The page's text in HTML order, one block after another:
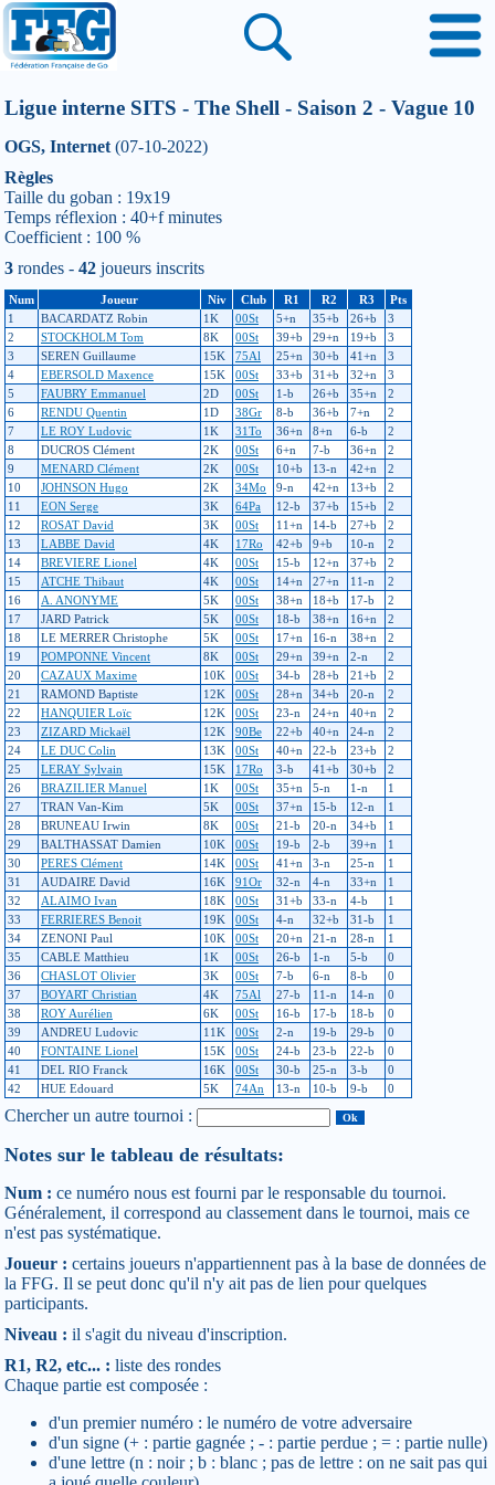
Ligue interne SITS - The Shell - Saison 2 - Vague 10
OGS, Internet (07-10-2022)
Règles
Taille du goban : 19x19
Temps réflexion : 40+f minutes
Coefficient : 100 %
3 rondes - 42 joueurs inscrits
Num Joueur Niv Club R1 R2 R3
Pts
1
BACARDATZ Robin 1K 00St 5+n 35+b 26+b
3
2
STOCKHOLM Tom 8K 00St 39+b 29+n 19+b
3
3
SEREN Guillaume 15K 75Al 25+n 30+b 41+n
3
4
EBERSOLD Maxence 15K 00St 33+b 31+b 32+n
3
5
FAUBRY Emmanuel 2D 00St 1-b 26+b 35+n
2
6
RENDU Quentin 1D 38Gr 8-b 36+b 7+n
2
7
LE ROY Ludovic 1K 31To 36+n 8+n 6-b
2
8
DUCROS Clément 2K 00St 6+n 7-b 36+n
2
9
MENARD Clément 2K 00St 10+b 13-n 42+n
2
10
JOHNSON Hugo 2K 34Mo 9-n 42+n 13+b
2
11
EON Serge 3K 64Pa 12-b 37+b 15+b
2
12
ROSAT David 3K 00St 11+n 14-b 27+b
2
13
LABBE David 4K 17Ro 42+b 9+b 10-n
2
14
BREVIERE Lionel 4K 00St 15-b 12+n 37+b
2
15
ATCHE Thibaut 4K 00St 14+n 27+n 11-n
2
16
A. ANONYME 5K 00St 38+n 18+b 17-b
2
17
JARD Patrick 5K 00St 18-b 38+n 16+n
2
18
LE MERRER Christophe 5K 00St 17+n 16-n 38+n
2
19
POMPONNE Vincent 8K 00St 29+n 39+n 2-n
2
20
CAZAUX Maxime 10K 00St 34-b 28+b 21+b
2
21
RAMOND Baptiste 12K 00St 28+n 34+b 20-n
2
22
HANQUIER Loïc 12K 00St 23-n 24+n 40+n
2
23
ZIZARD Mickaël 12K 90Be 22+b 40+n 24-n
2
24
LE DUC Colin 13K 00St 40+n 22-b 23+b
2
25
LERAY Sylvain 15K 17Ro 3-b 41+b 30+b
2
26
BRAZILIER Manuel 1K 00St 35+n 5-n 1-n
1
27
TRAN Van-Kim 5K 00St 37+n 15-b 12-n
1
28
BRUNEAU Irwin 8K 00St 21-b 20-n 34+b
1
29
BALTHASSAT Damien 10K 00St 19-b 2-b 39+n
1
30
PERES Clément 14K 00St 41+n 3-n 25-n
1
31
AUDAIRE David 16K 91Or 32-n 4-n 33+n
1
32
ALAIMO Ivan 18K 00St 31+b 33-n 4-b
1
33
FERRIERES Benoit 19K 00St 4-n 32+b 31-b
1
34
ZENONI Paul 10K 00St 20+n 21-n 28-n
1
35
CABLE Matthieu 1K 00St 26-b 1-n 5-b
0
36
CHASLOT Olivier 3K 00St 7-b 6-n 8-b
0
37
BOYART Christian 4K 75Al 27-b 11-n 14-n
0
38
ROY Aurélien 6K 00St 16-b 17-b 18-b
0
39
ANDREU Ludovic 11K 00St 2-n 19-b 29-b
0
40
FONTAINE Lionel 15K 00St 24-b 23-b 22-b
0
41
DEL RIO Franck 16K 00St 30-b 25-n 3-b
0
42
HUE Edouard 5K 74An 13-n 10-b 9-b 0
Chercher un autre tournoi :
Notes sur le tableau de résultats:
Num : ce numéro nous est fourni par le responsable du tournoi.
Généralement, il correspond au classement dans le tournoi, mais ce
n'est pas systématique.
Joueur : certains joueurs n'appartiennent pas à la base de données de
la FFG. Il se peut donc qu'il n'y ait pas de lien pour quelques
participants.
Niveau : il s'agit du niveau d'inscription.
R1, R2, etc... : liste des rondes
Chaque partie est composée :
d'un premier numéro : le numéro de votre adversaire
d'un signe (+ : partie gagnée ; - : partie perdue ; = : partie nulle)
d'une lettre (n : noir ; b : blanc ; pas de lettre : on ne sait pas qui